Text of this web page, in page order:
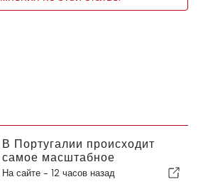
В Португалии происходит
самое масштабное
солнечное затмение столетия
На сайте - 12 часов назад